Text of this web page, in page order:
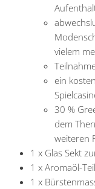
vielem
ein
30 %
dem
weiteren
1 x Glas Sekt
1 x Aromaöl-
1 x